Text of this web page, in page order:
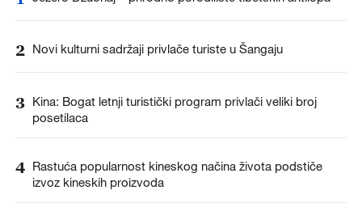
2 Novi kulturni sadržaji privlače turiste u Šangaju
3 Kina: Bogat letnji turistički program privlači veliki broj
posetilaca
4 Rastuća popularnost kineskog načina života podstiče
izvoz kineskih proizvoda